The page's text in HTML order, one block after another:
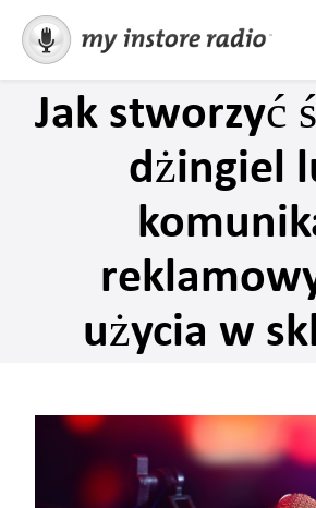
content
Rozwiązania
Muzyka dla biznesu
Kontakt
Sezony i okazje
Komunikaty
Digital Signage
Jak stworzyć
dżingiel
użycia w